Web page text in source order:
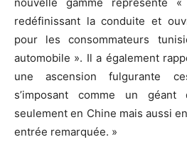
redéfinissant la conduite et
pour les consommateurs
automobile ». Il a également
une ascension fulgurante
s’imposant comme un
seulement en Chine mais aussi
entrée remarquée. »